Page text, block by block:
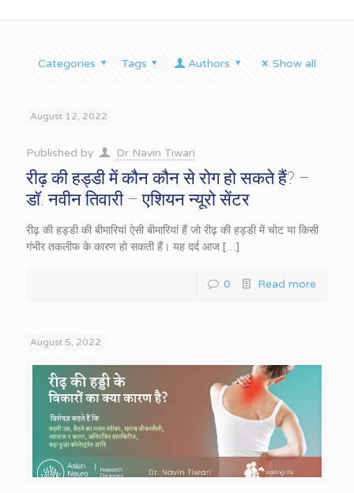
Categories Tags Authors Show all
August 12, 2022
Published by Dr Navin Tiwari
रीढ़ की हड्डी में कौन कौन से रोग हो सकते हैं? –
डॉ. नवीन तिवारी – एशियन न्यूरो सेंटर
रीढ़ की हड्डी की बीमारियां ऐसी बीमारियां हैं जो रीढ़ की हड्डी में चोट या किसी
गंभीर तकलीफ के कारण हो सकती हैं। यह दर्द आज […]
0 Read more
August 5, 2022